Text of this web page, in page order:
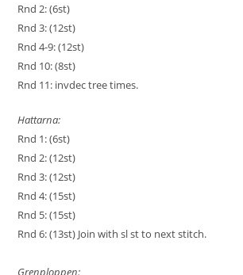
Rnd 2: (6st)
Rnd 3: (12st)
Rnd 4-9: (12st)
Rnd 10: (8st)
Rnd 11: invdec tree times.
Hattarna:
Rnd 1: (6st)
Rnd 2: (12st)
Rnd 3: (12st)
Rnd 4: (15st)
Rnd 5: (15st)
Rnd 6: (13st) Join with sl st to next stitch.
Grenploppen: